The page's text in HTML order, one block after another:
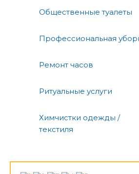
Общественные туалеты
Профессиональная
Ремонт часов
Ритуальные услуги
Химчистки одежды /
текстиля